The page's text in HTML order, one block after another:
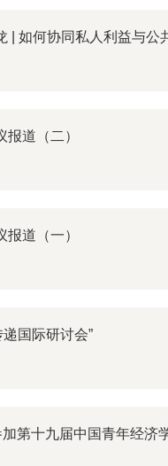
| 如何协同私人利益与
报道（二）
报道（一）
国际研讨会”
第十九届中国青年经济